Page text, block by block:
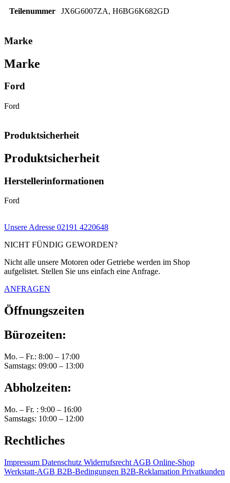
Teilenummer JX6G6007ZA, H6BG6K682GD
Marke
Marke
Ford
Ford
Produktsicherheit
Produktsicherheit
Herstellerinformationen
Ford
Unsere Adresse 02191 4220648
NICHT FÜNDIG GEWORDEN?
Nicht alle unsere Motoren oder Getriebe werden im Shop
aufgelistet. Stellen Sie uns einfach eine Anfrage.
ANFRAGEN
Öffnungszeiten
Bürozeiten:
Mo. – Fr.: 8:00 – 17:00
Samstags: 09:00 – 13:00
Abholzeiten:
Mo. – Fr. : 9:00 – 16:00
Samstags: 10:00 – 12:00
Rechtliches
Impressum Datenschutz Widerrufsrecht AGB Online-Shop
Werkstatt-AGB B2B-Bedingungen B2B-Reklamation Privatkunden